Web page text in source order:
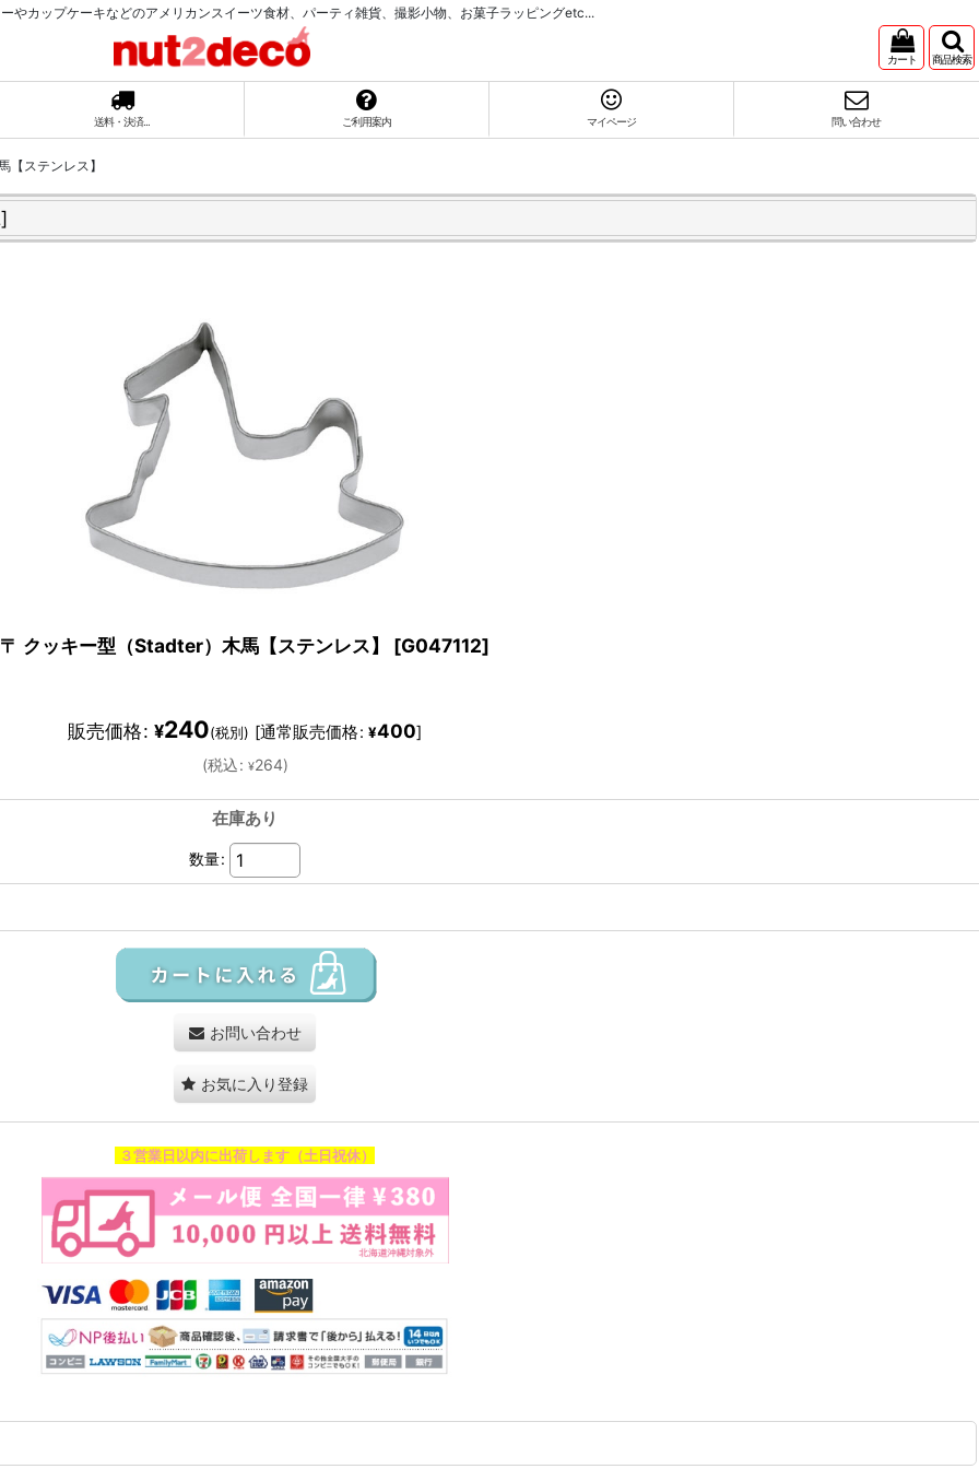
やカップケーキなどのアメリカンスイーツ食材、パーティ雑貨、撮影小物、お菓子ラッピングetc...
カート 商品検索
送料・決済... ご利用案内 マイページ 問い合わせ
【ステンレス】
]
〒 クッキー型（Stadter）木馬【ステンレス】 [G047112]
販売価格: ¥240(税別) [通常販売価格: ¥400]
(税込: ¥264)
在庫あり
数量:
お問い合わせ
お気に入り登録
３営業日以内に出荷します（土日祝休）